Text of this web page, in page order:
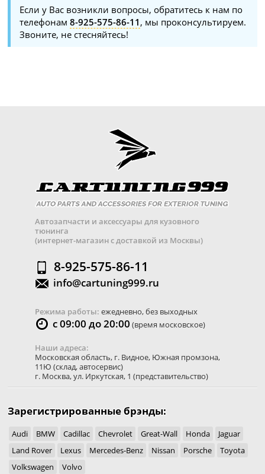
Если у Вас возникли вопросы, обратитесь к нам по
телефонам8-925-575-86-11 , мы проконсультируем.
Звоните, не стесняйтесь!
Автозапчасти и аксессуары для кузовного
тюнинга
(интернет-магазин с доставкой из Москвы)
8-925-575-86-11
info@cartuning999.ru
Режима работы: ежедневно, без выходных
с 09:00 до 20:00 (время московское)
Наши адреса:
Московская область, г. Видное, Южная промзона,
11Ю (склад, автосервис)
г. Москва,ул. Иркутская, 1 (представительство)
Зарегистрированные брэнды:
Audi BMW Cadillac Chevrolet Great-Wall Honda
Jaguar
Land Rover
Lexus Mercedes-Benz Nissan Porsche
Toyota
Volkswagen
Volvo